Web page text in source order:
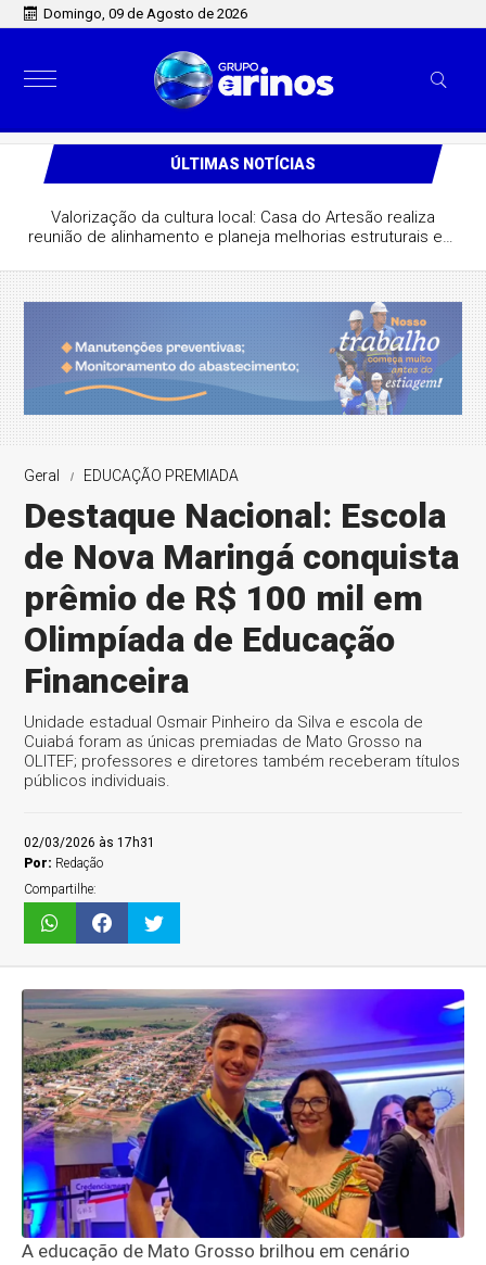
Domingo, 09 de Agosto de 2026
ÚLTIMAS NOTÍCIAS
Valorização da cultura local: Casa do Artesão realiza
reunião de alinhamento e planeja melhorias estruturais em
Geral EDUCAÇÃO PREMIADA
Destaque Nacional: Escola
de Nova Maringá conquista
prêmio de R$ 100 mil em
Olimpíada de Educação
Financeira
Unidade estadual Osmair Pinheiro da Silva e escola de
Cuiabá foram as únicas premiadas de Mato Grosso na
OLITEF; professores e diretores também receberam títulos
públicos individuais.
02/03/2026 às 17h31
Por: Redação
Compartilhe:
A educação de Mato Grosso brilhou em cenário